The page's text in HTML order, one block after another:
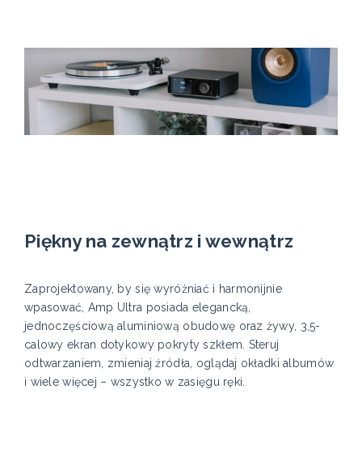
Piękny na zewnątrz i wewnątrz
Zaprojektowany, by się wyróżniać i harmonijnie
wpasować, Amp Ultra posiada elegancką,
jednoczęściową aluminiową obudowę oraz żywy, 3,5-
calowy ekran dotykowy pokryty szkłem. Steruj
odtwarzaniem, zmieniaj źródła, oglądaj okładki albumów
i wiele więcej – wszystko w zasięgu ręki.